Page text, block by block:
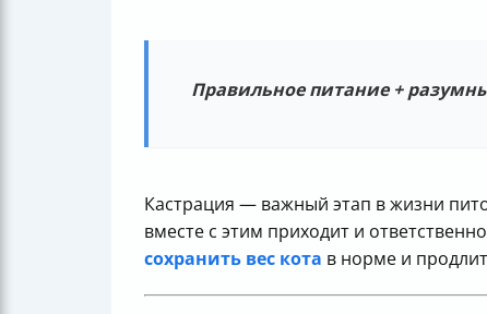
Правильное питание +
Кастрация — важный этап в жизни
вместе с этим приходит и
сохранить вес кота в норме и